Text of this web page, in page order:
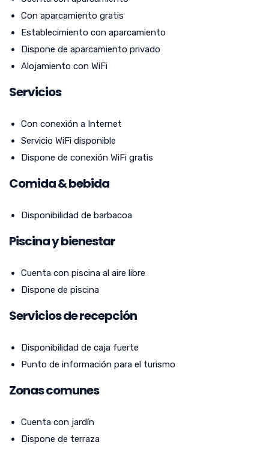
Con aparcamiento gratis
Establecimiento con aparcamiento
Dispone de aparcamiento privado
Alojamiento con WiFi
Servicios
Con conexión a Internet
Servicio WiFi disponible
Dispone de conexión WiFi gratis
Comida & bebida
Disponibilidad de barbacoa
Piscina y bienestar
Cuenta con piscina al aire libre
Dispone de piscina
Servicios de recepción
Disponibilidad de caja fuerte
Punto de información para el turismo
Zonas comunes
Cuenta con jardín
Dispone de terraza